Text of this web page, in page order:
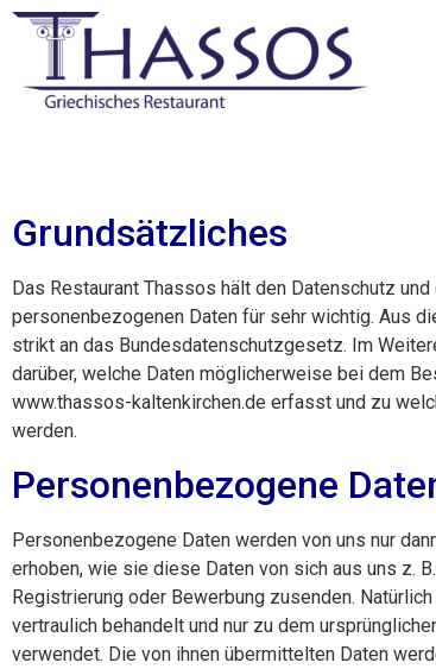
Grundsätzliches
Das Restaurant Thassos hält den Datenschutz
personenbezogenen Daten für sehr wichtig. Aus
strikt an das Bundesdatenschutzgesetz. Im
darüber, welche Daten möglicherweise bei dem
www.thassos-kaltenkirchen.de erfasst und zu
werden.
Personenbezogene
Personenbezogene Daten werden von uns nur
erhoben, wie sie diese Daten von sich aus uns z.
Registrierung oder Bewerbung zusenden.
vertraulich behandelt und nur zu dem
verwendet. Die von ihnen übermittelten Daten